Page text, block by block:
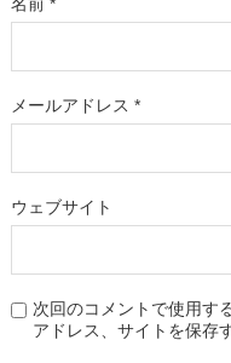
名前 *
メールアドレス *
ウェブサイト
次回のコメントで使用す
アドレス、サイトを保存